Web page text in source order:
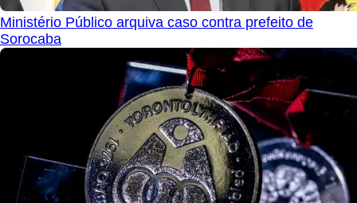
Ministério Público arquiva caso contra prefeito de
Sorocaba